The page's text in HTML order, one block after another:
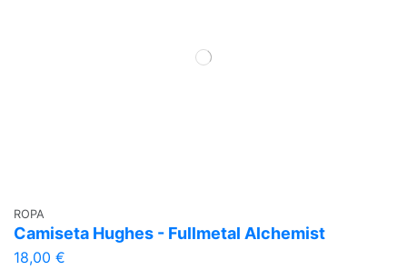
ROPA
Camiseta Hughes - Fullmetal Alchemist
18,00 €